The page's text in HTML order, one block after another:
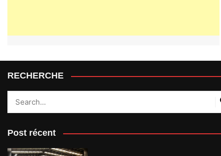
RECHERCHE
Post récent